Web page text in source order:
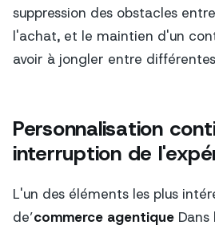
suppression des obstacles
l'achat, et le maintien d'un
avoir à jongler entre
Personnalisation
interruption de
L'un des éléments les plus
de’commerce agentique